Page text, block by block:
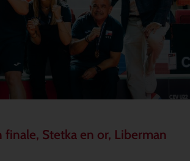
finale, Stetka en or, Liberman